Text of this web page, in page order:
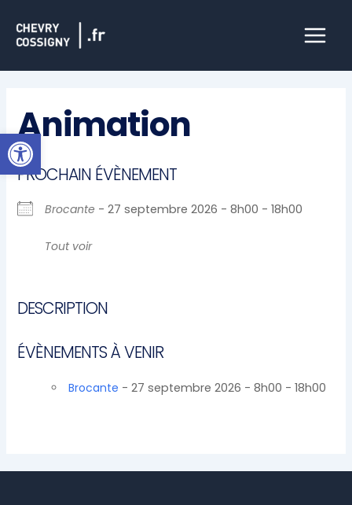
Ouvrir la barre d’outils
contenu
Menu
Animation
PROCHAIN ÉVÈNEMENT
Brocante - 27 septembre 2026 - 8h00 - 18h00
Tout voir
DESCRIPTION
ÉVÈNEMENTS À VENIR
Brocante - 27 septembre 2026 - 8h00 - 18h00